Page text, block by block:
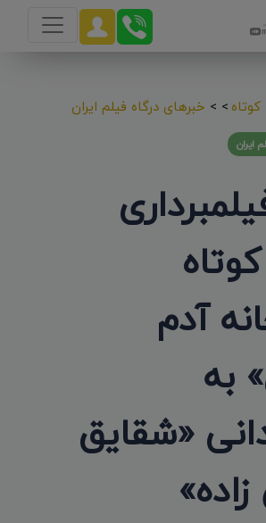
کوتاه>
> خبرهای درگاه فیلم ایران
ایران
آدم
به
«شقایق